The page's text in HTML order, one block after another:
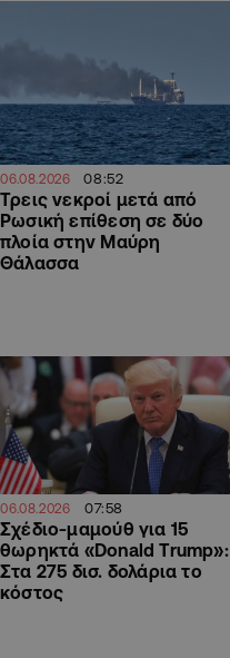
06.08.2026 08:52
Τρεις νεκροί μετά από
Ρωσική επίθεση σε δύο
πλοία στην Μαύρη
Θάλασσα
06.08.2026 07:58
Σχέδιο-μαμούθ για 15
θωρηκτά «Donald Trump»:
Στα 275 δισ. δολάρια το
κόστος